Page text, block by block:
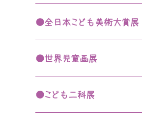
第12回全日本幼児書展
大阪府（歯の保健）図画・ポ
スターコンクール
伊丹一句
●全日本こども美術大賞展
第49回入賞作品
第50回入賞作品
●世界児童画展
第55回入賞作品
第56回入賞作品
●こども二科展
第73回入賞作品